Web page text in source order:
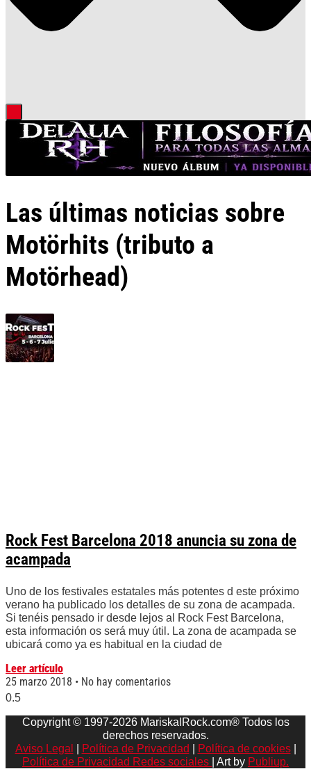
Las últimas noticias sobre
Motörhits (tributo a
Motörhead)
Rock Fest Barcelona 2018 anuncia su zona de
acampada
Uno de los festivales estatales más potentes d este próximo
verano ha publicado los detalles de su zona de acampada.
Si tenéis pensado ir desde lejos al Rock Fest Barcelona,
esta información os será muy útil. La zona de acampada se
ubicará como ya es habitual en la ciudad de
Leer artículo
25 marzo 2018
No hay comentarios
Copyright © 1997-2026 MariskalRock.com® Todos los
derechos reservados.
Aviso Legal
Política de Privacidad Política de cookies|
Política de Privacidad Redes sociales
| Art by Publiup.